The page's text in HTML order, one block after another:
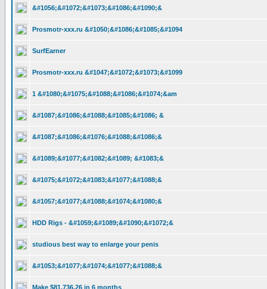
&#1056;&#1072;&#1073;&#1086;&#1090;&
Prosmotr-xxx.ru &#1050;&#1086;&#1085;&#1094
SurfEarner
Prosmotr-xxx.ru &#1047;&#1072;&#1073;&#1099
1 &#1080;&#1075;&#1088;&#1086;&#1074;&am
&#1087;&#1086;&#1088;&#1085;&#1086; &
&#1087;&#1086;&#1076;&#1088;&#1086;&
&#1089;&#1077;&#1082;&#1089; &#1083;&
&#1075;&#1072;&#1083;&#1077;&#1088;&
&#1057;&#1077;&#1088;&#1074;&#1080;&
HDD Rigs - &#1059;&#1089;&#1090;&#1072;&
studious best way to enlarge your penis
&#1053;&#1077;&#1074;&#1077;&#1088;&
Make $81,736.26 in 6 months